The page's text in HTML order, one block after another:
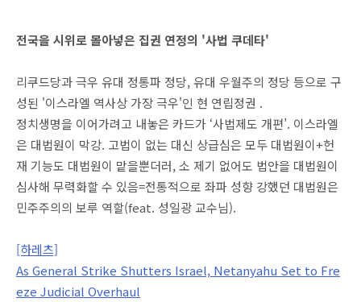
전국을 시위로 몰아넣은 집권 연정의 '사법 쿠데타'
리쿠드당과 극우 유대 정통파 정당, 유대 우월주의 정당 등으로 구
성된 '이스라엘 역사상 가장 극우'인 현 연립정권 .
정치생명을 이어가려고 내놓은 카드가 ‘사법제도 개편’. 이스라엘
은 대법원이 막강. 고법이 없는 대신 상급심은 모두 대법원이+헌
재 기능도 대법원이 맡을뿐더러, 소 제기 없어도 법안을 대법원이
심사해 무력화할 수 있음=전통적으로 좌파 성향 강했던 대법원은
민주주의의 보루 역할(feat. 성일광 교수님).
[하레츠]
As General Strike Shutters Israel, Netanyahu Set to Fre
eze Judicial Overhaul